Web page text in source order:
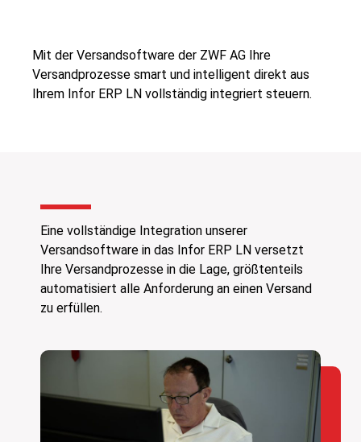
Mit der Versandsoftware der ZWF AG Ihre
Versandprozesse smart und intelligent direkt aus
Ihrem Infor ERP LN vollständig integriert steuern.
Eine vollständige Integration unserer
Versandsoftware in das Infor ERP LN versetzt
Ihre Versandprozesse in die Lage, größtenteils
automatisiert alle Anforderung an einen Versand
zu erfüllen.